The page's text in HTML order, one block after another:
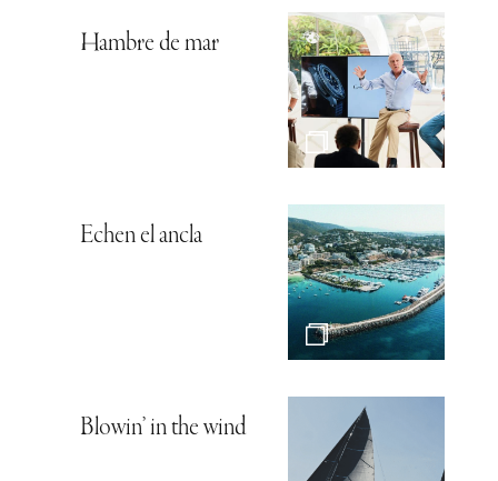
Hambre de mar
Echen el ancla
Blowin’ in the wind